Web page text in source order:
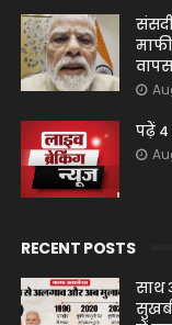
पढ़ें
RECENT POSTS
साथ